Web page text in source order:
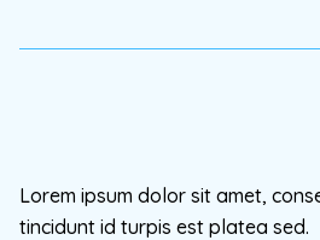
Lorem ipsum dolor sit amet,
tincidunt id turpis est platea sed.